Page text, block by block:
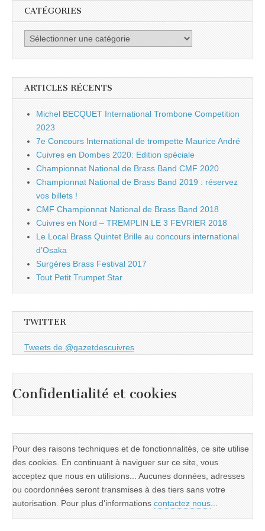
CATÉGORIES
Catégories
ARTICLES RÉCENTS
Michel BECQUET International Trombone Competition
2023
7e Concours International de trompette Maurice André
Cuivres en Dombes 2020: Edition spéciale
Championnat National de Brass Band CMF 2020
Championnat National de Brass Band 2019 : réservez
vos billets !
CMF Championnat National de Brass Band 2018
Cuivres en Nord – TREMPLIN LE 3 FEVRIER 2018
Le Local Brass Quintet Brille au concours international
d’Osaka
Surgères Brass Festival 2017
Tout Petit Trumpet Star
TWITTER
Tweets de @gazetdescuivres
Confidentialité et cookies
Pour des raisons techniques et de fonctionnalités, ce site utilise
des cookies. En continuant à naviguer sur ce site, vous
acceptez que nous en utilisions... Aucunes données, adresses
ou coordonnées seront transmises à des tiers sans votre
autorisation. Pour plus d'informations contactez nous